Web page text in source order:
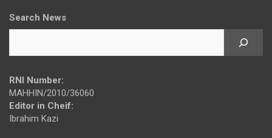
Search News
RNI Number:
MAHHIN/2010/36060
Editor in Cheif:
Ibrahim Kazi